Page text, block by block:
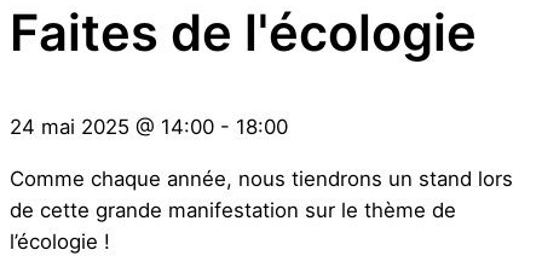
Faites de l'écologie
24 mai 2025 @ 14:00 - 18:00
Comme chaque année, nous tiendrons un stand lors
de cette grande manifestation sur le thème de
l’écologie !